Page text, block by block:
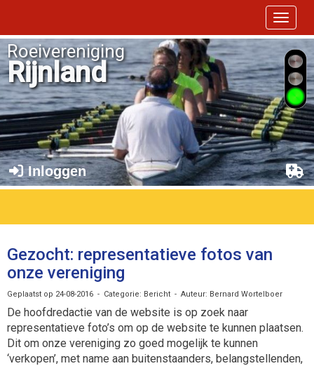
Toggle
Roeivereniging
Rijnland
Inloggen
Gezocht: representatieve fotos van
onze vereniging
Geplaatst op 24-08-2016 - Categorie: Bericht - Auteur: Bernard Wortelboer
De hoofdredactie van de website is op zoek naar
representatieve foto’s om op de website te kunnen plaatsen.
Dit om onze vereniging zo goed mogelijk te kunnen
‘verkopen’, met name aan buitenstaanders, belangstellenden,